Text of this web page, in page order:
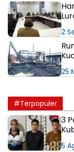
2
25
#Terpopuler
3
5